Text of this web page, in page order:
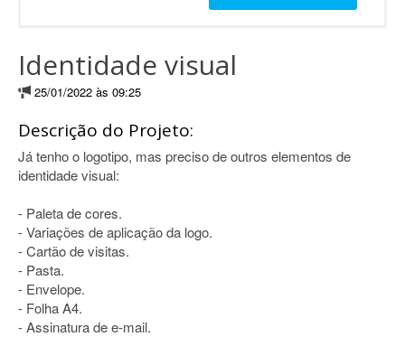
Identidade visual
25/01/2022 às 09:25
Descrição do Projeto:
Já tenho o logotipo, mas preciso de outros elementos de
identidade visual:
- Paleta de cores.
- Variações de aplicação da logo.
- Cartão de visitas.
- Pasta.
- Envelope.
- Folha A4.
- Assinatura de e-mail.